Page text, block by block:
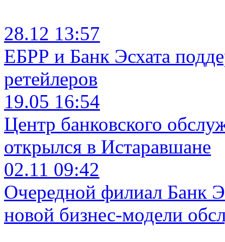
28.12 13:57
ЕБРР и Банк Эсхата
ретейлеров
19.05 16:54
Центр банковского
открылся в Истаравшане
02.11 09:42
Очередной филиал Банк
новой бизнес-модели